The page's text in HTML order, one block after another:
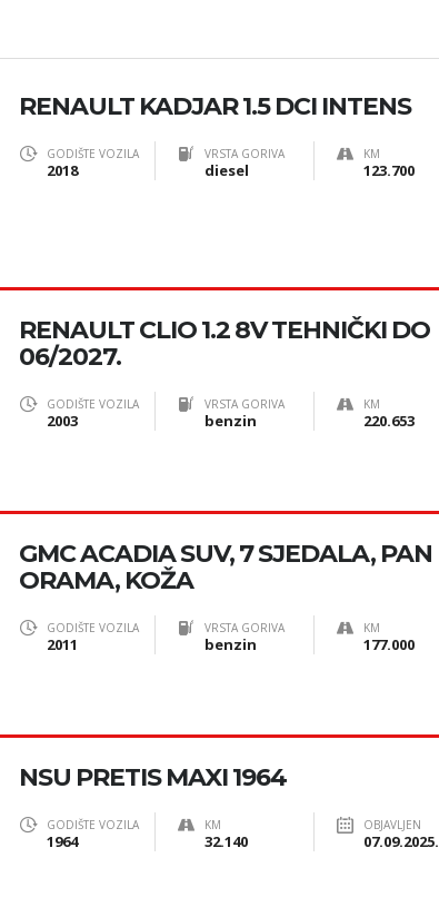
RENAULT KADJAR 1.5 DCI INTENS
GODIŠTE VOZILA
2018
VRSTA GORIVA
diesel
KM
123.700
RENAULT CLIO 1.2 8V TEHNIČKI DO
06/2027.
GODIŠTE VOZILA
2003
VRSTA GORIVA
benzin
KM
220.653
GMC ACADIA SUV, 7 SJEDALA, PAN
ORAMA, KOŽA
GODIŠTE VOZILA
2011
VRSTA GORIVA
benzin
KM
177.000
NSU PRETIS MAXI 1964
GODIŠTE VOZILA
1964
KM
32.140
OBJAVLJEN
07.09.2025.